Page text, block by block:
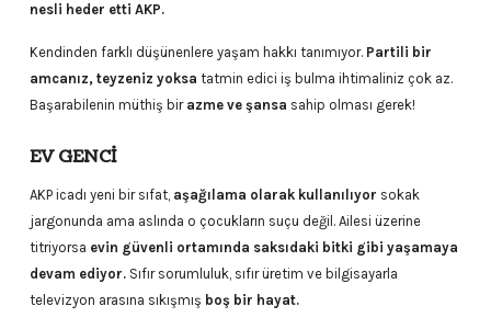
nesli heder etti AKP.
Kendinden farklı düşünenlere yaşam hakkı tanımıyor. Partili bir
amcanız, teyzeniz yoksa tatmin edici iş bulma ihtimaliniz çok az.
Başarabilenin müthiş bir azme ve şansa sahip olması gerek!
EV GENCİ
AKP icadı yeni bir sıfat, aşağılama olarak kullanılıyor sokak
jargonunda ama aslında o çocukların suçu değil. Ailesi üzerine
titriyorsa evin güvenli ortamında saksıdaki bitki gibi yaşamaya
devam ediyor.Sıfır sorumluluk, sıfır üretim ve bilgisayarla
televizyon arasına sıkışmış boş bir hayat.